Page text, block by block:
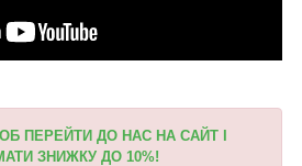
ПЕРЕЙТИ ДО НАС НА САЙТ І
ЗНИЖКУ ДО 10%!